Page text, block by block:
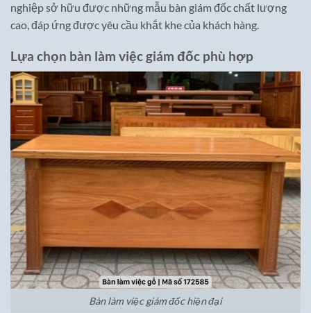
nghiệp sở hữu được những mẫu bàn giám đốc chất lượng
cao, đáp ứng được yêu cầu khắt khe của khách hàng.
Lựa chọn bàn làm việc giám đốc phù hợp
Bàn làm việc giám đốc hiện đại